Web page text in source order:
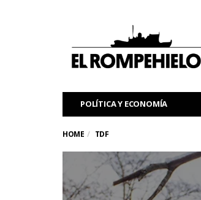
POLÍTICA Y ECONOMÍA
HOME TDF